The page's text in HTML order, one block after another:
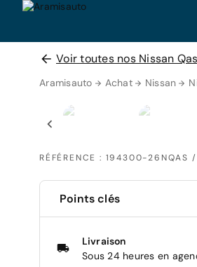
Voir toutes nos Nissan
Aramisauto Achat Nissan
RÉFÉRENCE : 194300-
Points clés
Livraison
Sous 24 heures en